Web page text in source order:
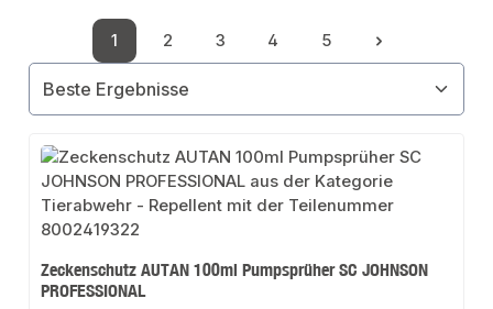
Seite
1
Seite
2
Seite
3
Seite
4
Seite
5
Zeckenschutz AUTAN 100ml Pumpsprüher SC JOHNSON
PROFESSIONAL